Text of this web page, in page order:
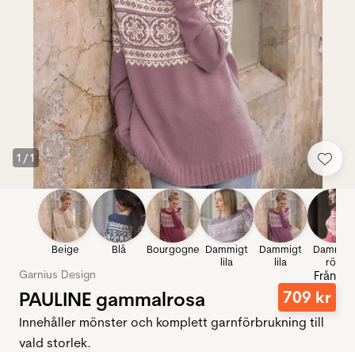
1 /1
Beige Blå Bourgogne Dammigt
lila
Dammigt
lila
Dammigt
rött
Garnius Design
PAULINE gammalrosa
Från
709 kr
Innehåller mönster och komplett garnförbrukning till
vald storlek.